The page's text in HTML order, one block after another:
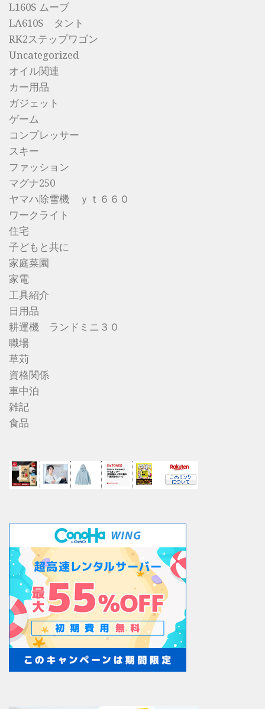
L160S ムーブ
LA610S タント
RK2ステップワゴン
Uncategorized
オイル関連
カー用品
ガジェット
ゲーム
コンプレッサー
スキー
ファッション
マグナ250
ヤマハ除雪機 ｙｔ６６０
ワークライト
住宅
子どもと共に
家庭菜園
家電
工具紹介
日用品
耕運機 ランドミニ３０
職場
草苅
資格関係
車中泊
雑記
食品